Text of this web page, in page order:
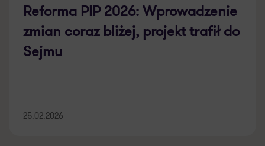
Reforma PIP 2026: Wprowadzenie
zmian coraz bliżej, projekt trafił do
Sejmu
25.02.2026